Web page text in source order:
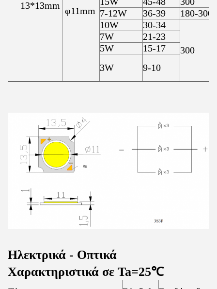
13*13mm φ11mm 7-12W
36-39
180-300
10W
30-34
300
7W
21-23
5W
15-17
3W
9-10
Ηλεκτρικά - Οπτικά
Χαρακτηριστικά σε Ta=25℃